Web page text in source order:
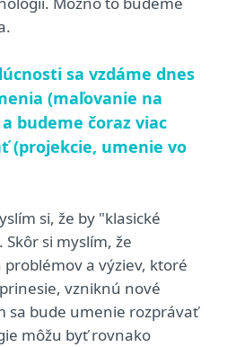
sa vzdáme dnes
(maľovanie na
budeme čoraz viac
(projekcie, umenie vo
si, že by "klasické
si myslím, že
a výziev, ktoré
vzniknú nové
sa bude umenie rozprávať
môžu byť rovnako